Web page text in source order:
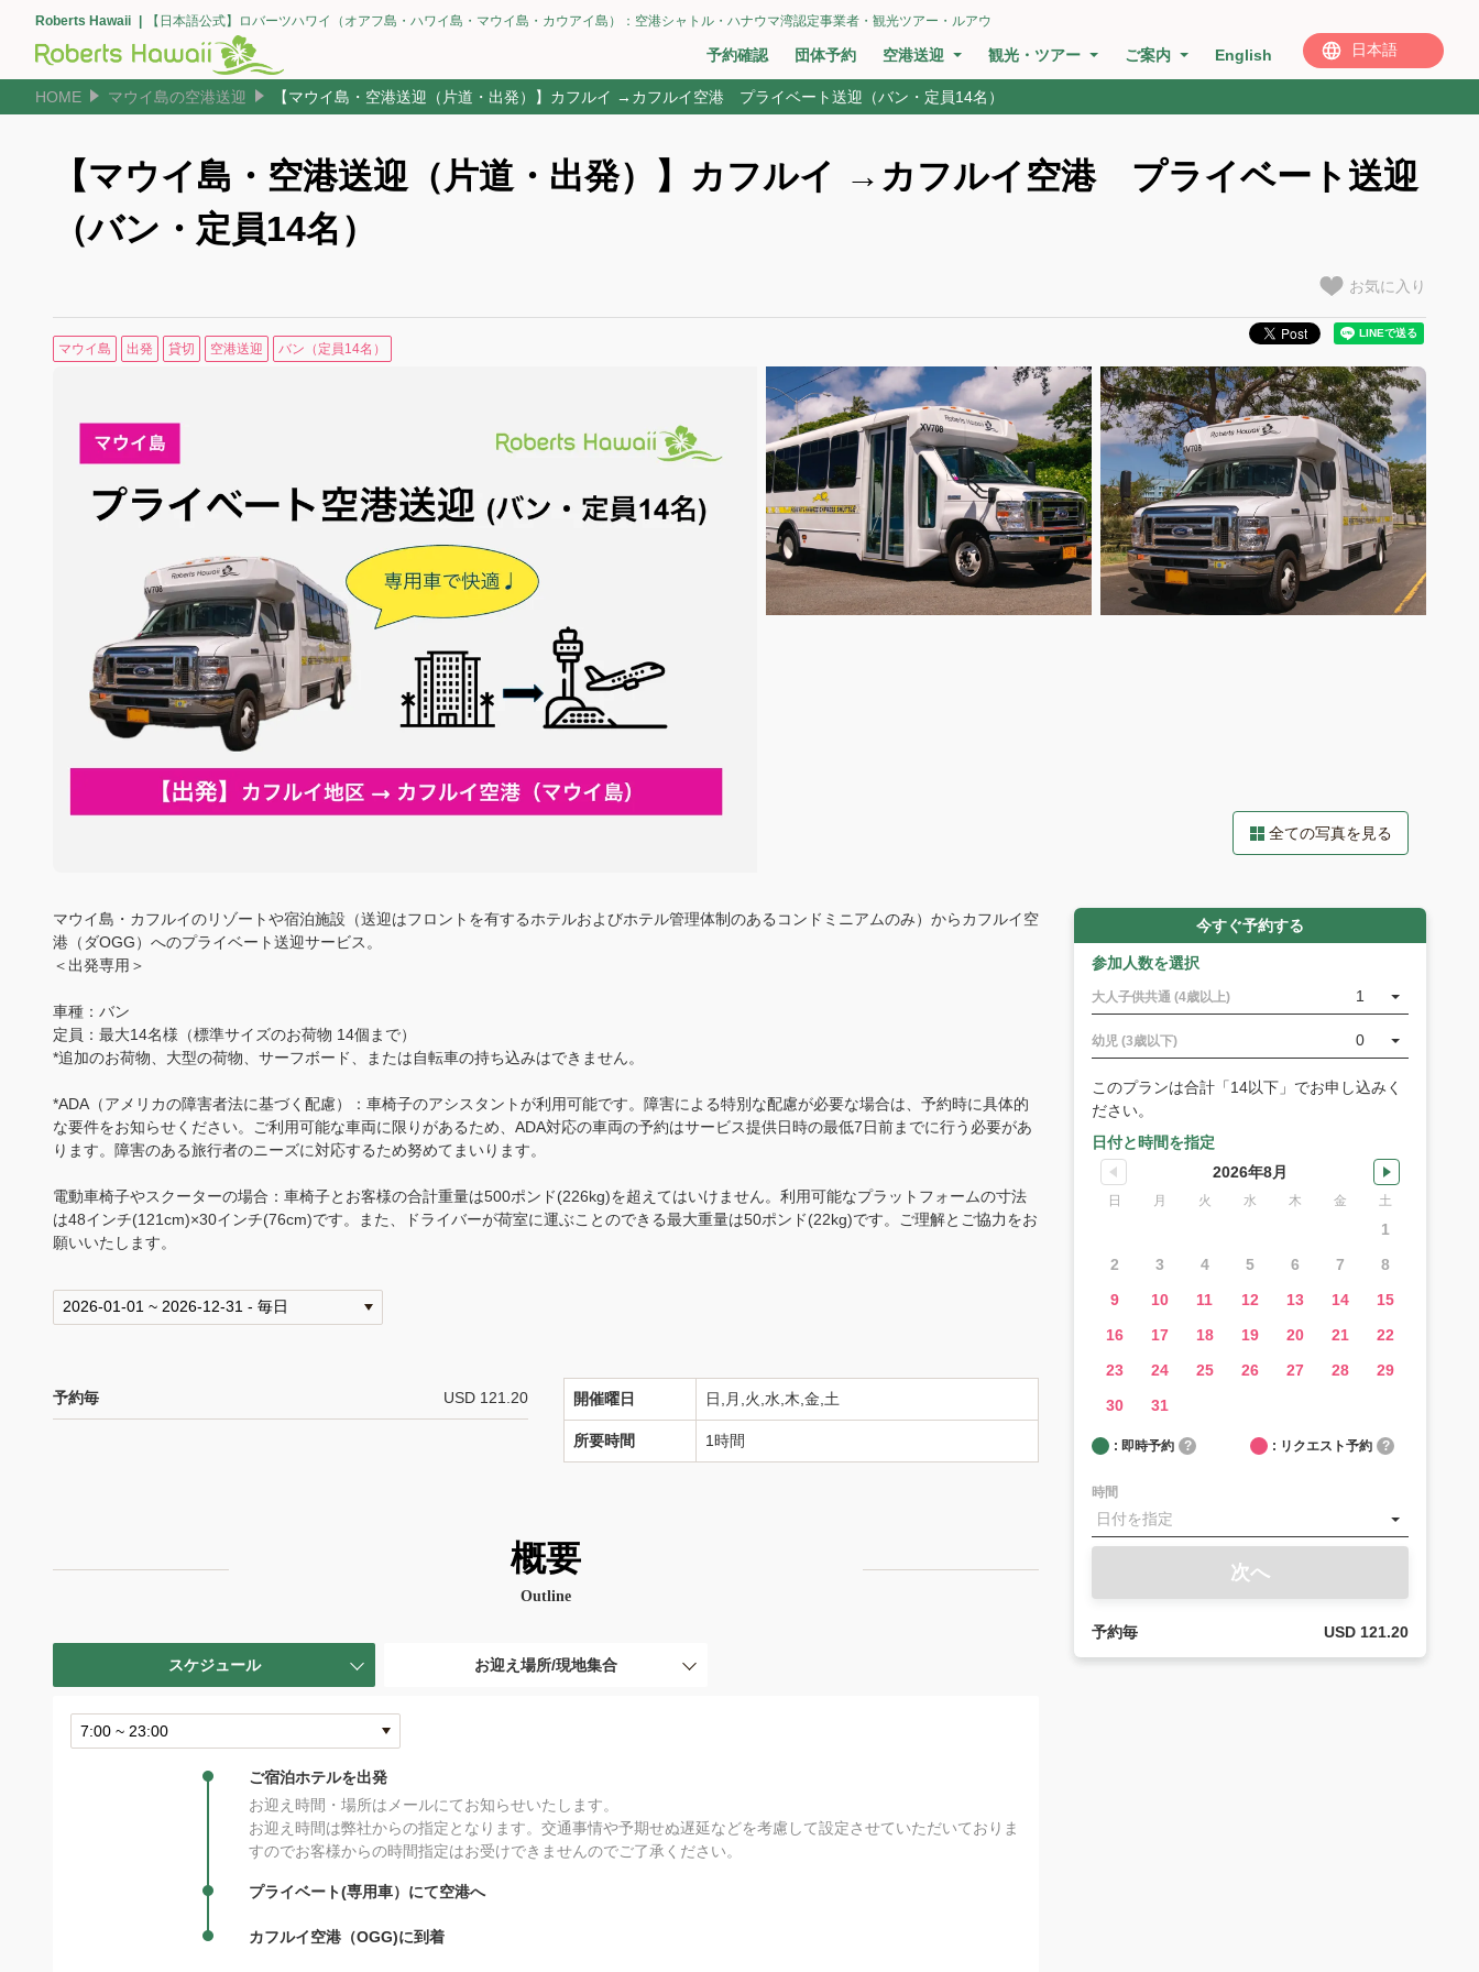
Roberts Hawaii 【日本語公式】ロバーツハワイ（オアフ島・ハワイ島・マウイ島・カウアイ島）：空港シャトル・ハナウマ湾認定事業者・観光ツアー・ルアウ
予約確認 団体予約 空港送迎 観光・ツアー ご案内 English
HOME マウイ島の空港送迎 【マウイ島・空港送迎（片道・出発）】カフルイ →カフルイ空港 プライベート送迎（バン・定員14名）
【マウイ島・空港送迎（片道・出発）】カフルイ →カフルイ空港 プライベート送迎
（バン・定員14名）
お気に入り
マウイ島 出発 貸切 空港送迎 バン（定員14名）
全ての写真を見る
マウイ島・カフルイのリゾートや宿泊施設（送迎はフロントを有するホテルおよびホテル管理体制のあるコンドミニアムのみ）からカフルイ空
港（ダOGG）へのプライベート送迎サービス。
＜出発専用＞
車種：バン
定員：最大14名様（標準サイズのお荷物 14個まで）
*追加のお荷物、大型の荷物、サーフボード、または自転車の持ち込みはできません。
*ADA（アメリカの障害者法に基づく配慮）：車椅子のアシスタントが利用可能です。障害による特別な配慮が必要な場合は、予約時に具体的
な要件をお知らせください。ご利用可能な車両に限りがあるため、ADA対応の車両の予約はサービス提供日時の最低7日前までに行う必要があ
ります。障害のある旅行者のニーズに対応するため努めてまいります。
電動車椅子やスクーターの場合：車椅子とお客様の合計重量は500ポンド(226kg)を超えてはいけません。利用可能なプラットフォームの寸法
は48インチ(121cm)×30インチ(76cm)です。また、ドライバーが荷室に運ぶことのできる最大重量は50ポンド(22kg)です。ご理解とご協力をお
願いいたします。
予約毎 USD 121.20 開催曜日 日,月,火,水,木,金,土
所要時間 1時間
概要
Outline
スケジュール お迎え場所/現地集合
ご宿泊ホテルを出発
お迎え時間・場所はメールにてお知らせいたします。
お迎え時間は弊社からの指定となります。交通事情や予期せぬ遅延などを考慮して設定させていただいておりま
すのでお客様からの時間指定はお受けできませんのでご了承ください。
プライベート(専用車）にて空港へ
カフルイ空港（OGG)に到着
今すぐ予約する
参加人数を選択
大人子供共通 (4歳以上) 1
幼児 (3歳以下) 0
このプランは合計「14以下」でお申し込みく
ださい。
日付と時間を指定
2026年8月
日 月 火 水 木 金 土
1
2
3 4 5 6 7
8
9
10 11 12 13 14
15
16
17 18 19 20 21
22
23
24 25 26 27 28
29
30
31
: 即時予約 ? : リクエスト予約 ?
時間
次へ
予約毎 USD 121.20